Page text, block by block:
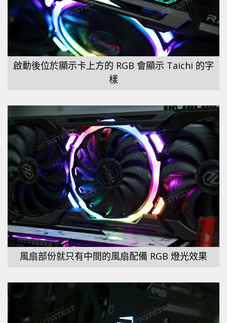
啟動後位於顯示卡上方的 RGB 會顯示 Taichi 的字
樣
風扇部份就只有中間的風扇配備 RGB 燈光效果